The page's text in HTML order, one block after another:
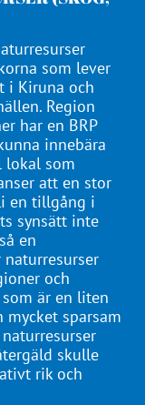
som lever
i Kiruna och
Region
har en BRP
innebära
som
att en stor
en tillgång i
synsätt inte
en
och
är en liten
sparsam
skulle
rik och